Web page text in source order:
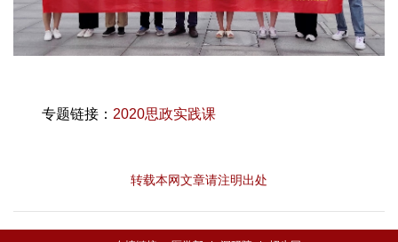
专题链接： 2020思政实践课
转载本网文章请注明出处